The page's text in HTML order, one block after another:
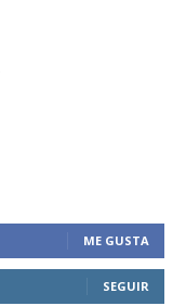
ME GUSTA
SEGUIR